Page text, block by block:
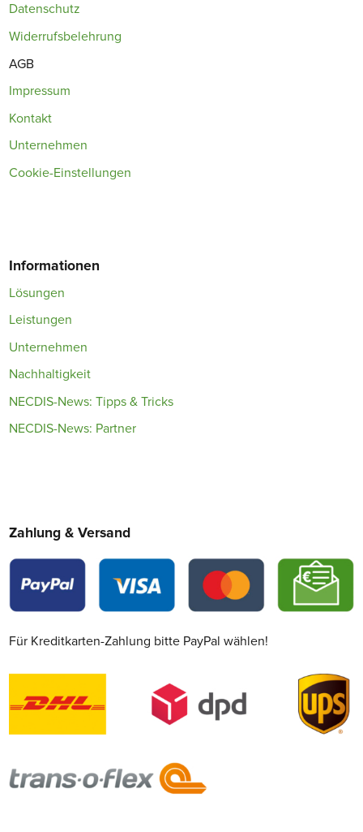
Datenschutz
Widerrufsbelehrung
AGB
Impressum
Kontakt
Unternehmen
Cookie-Einstellungen
Informationen
Lösungen
Leistungen
Unternehmen
Nachhaltigkeit
NECDIS-News: Tipps & Tricks
NECDIS-News: Partner
Zahlung & Versand
Für Kreditkarten-Zahlung bitte PayPal wählen!